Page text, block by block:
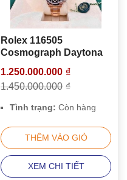
Rolex 116505
Cosmograph Daytona
1.250.000.000 ₫
1.450.000.000 ₫
Tình trạng: Còn hàng
THÊM VÀO GIỎ
XEM CHI TIẾT